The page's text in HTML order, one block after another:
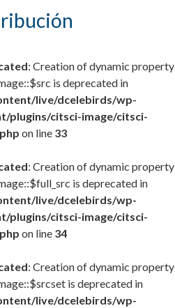
: Creation of dynamic property
is deprecated in
live/dcelebirds/wp-
plugins/citsci-image/citsci-
on line 33
: Creation of dynamic property
is deprecated in
live/dcelebirds/wp-
plugins/citsci-image/citsci-
on line 34
: Creation of dynamic property
is deprecated in
live/dcelebirds/wp-